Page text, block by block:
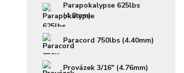
Parapokalypse 625lbs
(4.0mm)
Paracord 750lbs (4.40mm)
Provázek 3/16" (4.76mm)